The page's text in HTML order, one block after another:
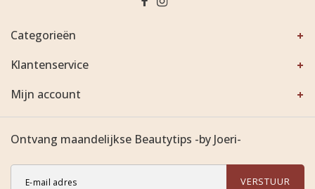
Categorieën
Klantenservice
Mijn account
Ontvang maandelijkse Beautytips -by Joeri-
VERSTUUR